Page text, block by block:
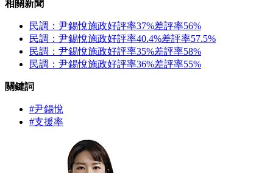
相關新聞
民調：尹錫悅施政好評率37%差評率56%
民調：尹錫悅施政好評率40.4%差評率57.5%
民調：尹錫悅施政好評率35%差評率58%
民調：尹錫悅施政好評率36%差評率55%
關鍵詞
#尹錫悅
#支援率